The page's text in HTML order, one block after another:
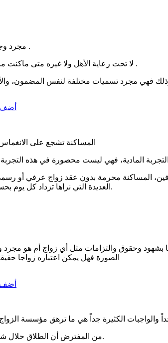
مجرد وجد الشباب والبنات جميع مع بعض هذل بحد ذاته فوضى .
لا تحت رعاية الأهل ولا غيره متى ماكنت مستعد لزواج تقدم وأخطب و خلص أمورك بدري وأنتهينا .
أضف
المساكنة محرمة بدون عقد زواج عرفي أو
العديدة التي نراها تزداد كل يوم بحسب إحصائيات الجهاز المركزي للتعبئة العامة والإحصاء.
وحقوق والتزامات مثل أي زواج أم هو
الصورة فهل يمكن اعتباره زواجا
أضف
من المفترض أن الطلاق حلال شرعاً ومباح في ظروف عديدة منها عدم توافق الزوجين.